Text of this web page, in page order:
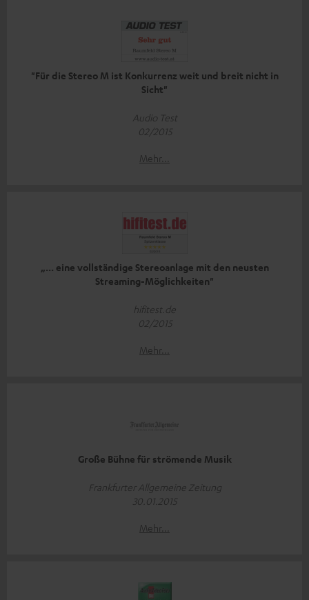
"Für die Stereo M ist Konkurrenz weit und breit nicht in
Sicht"
Audio Test
02/2015
Mehr...
„... eine vollständige Stereoanlage mit den neusten
Streaming-Möglichkeiten"
hifitest.de
02/2015
Mehr...
Große Bühne für strömende Musik
Frankfurter Allgemeine Zeitung
30.01.2015
Mehr...